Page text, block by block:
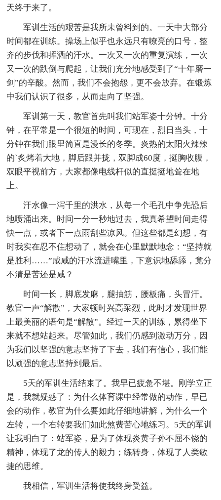
天终于来了。
军训生活的艰苦是我所未曾料到的。一天中大部分
时间都在训练。操场上似乎也永远只有嘹亮的口号，整
齐的步伐和挥洒的汗水。一次又一次的重复演练，一次
又一次的跌倒与爬起，让我们充分地感受到了“十年磨一
剑”的辛酸。然而，我们不会抱怨，更不会放弃。在锻炼
中我们认识了很多，从而走向了坚强。
军训第一天，教官首先叫我们站军姿十分钟。十分
钟，在平常是一个很短的时间，可现在，烈日当头，十
分钟在我们眼里简直是漫长的冬季。炎热的太阳火辣辣
的`炙烤着大地，脚后跟并拢，双脚成60度，挺胸收腹，
双眼平视前方，大家都像电线杆似的直挺挺地耸在地
上。
汗水像一泻千里的洪水，从每一个毛孔中争先恐后
地喷涌出来。时间一分一秒地过去，我真希望时间走得
快一点，或者下一点雨刮些凉风。但这些都是幻想，有
时我实在忍不住想动了，就会在心里默默地念：“坚持就
是胜利……”咸咸的汗水流进嘴里，下意识地舔舔，竟分
不清是苦还是咸？
时间一长，脚底发麻，腿抽筋，腰板痛，头冒汗。
教官一声“解散”，大家顿时兴高采烈，此时才发现世界
上最美丽的语句是“解散”。经过一天的训练，累得坐下
来就不想站起来。尽管如此，我们仍感到激动万分，因
为我们以坚强的意志坚持了下去，我们有信心，我们能
以顽强的意志坚持到最后。
5天的军训生活结束了。我早已疲惫不堪。刚学立正
是，我就疑惑了：为什么体育课中经常做的动作，早已
会的动作，教官为什么要如此仔细地讲解，为什么一个
左转，一个右转要我们如此煞费苦心地练习。5天的军训
让我明白了：站军姿，是为了体现炎黄子孙不屈不饶的
精神，体现了龙的传人的毅力；练转身，体现了人类敏
捷的思维。
我相信，军训生活将使我终身受益。